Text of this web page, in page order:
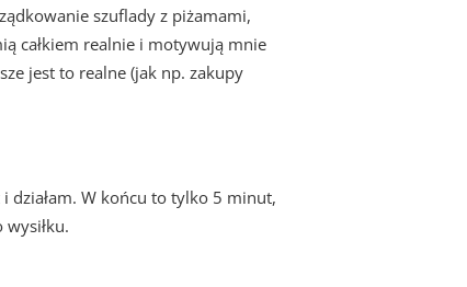
szuflady z piżamami,
całkiem realnie i motywują mnie
jest to realne (jak np. zakupy
działam. W końcu to tylko 5 minut,